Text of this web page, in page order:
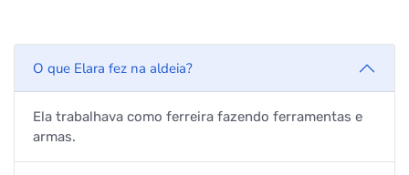
O que Elara fez na aldeia?
Ela trabalhava como ferreira fazendo ferramentas e
armas.